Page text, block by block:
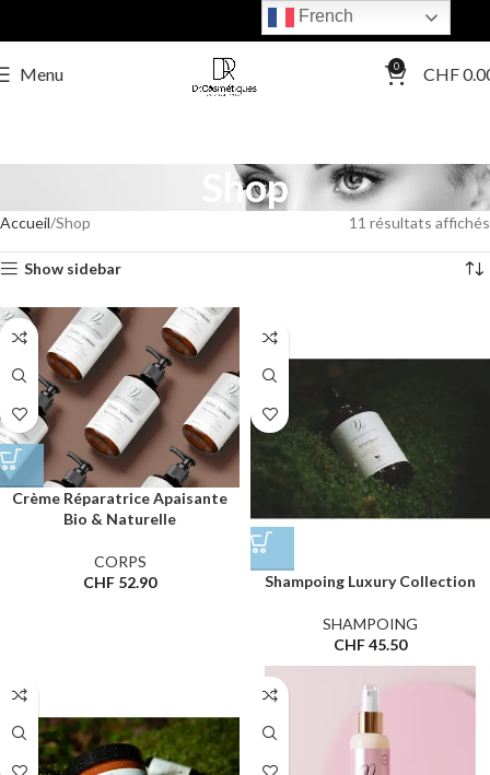
Menu 0 CHF
Shop
Accueil Shop 11 résultats affichés
Show sidebar
Crème Réparatrice Apaisante
Bio & Naturelle
CORPS
CHF 52.90 Shampoing Luxury Collection
SHAMPOING
CHF45.50
French